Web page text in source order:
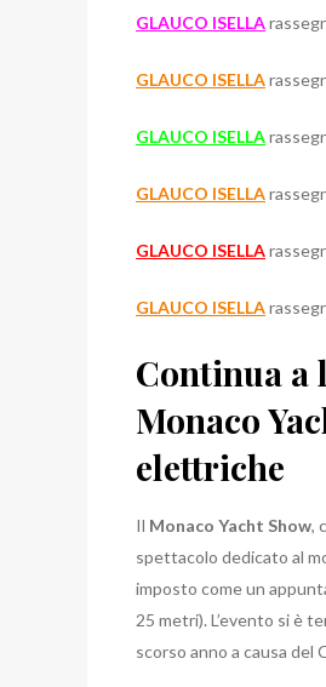
GLAUCO ISELLA
GLAUCO ISELLA
GLAUCO ISELLA
GLAUCO ISELLA
GLAUCO ISELLA
GLAUCO ISELLA
Continua a
Monaco
elettriche
Il Monaco Yacht Show,
spettacolo dedicato al
imposto come un
25 metri). L’evento si è
scorso anno a causa del